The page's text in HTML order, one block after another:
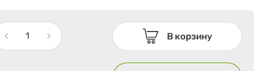
В корзину